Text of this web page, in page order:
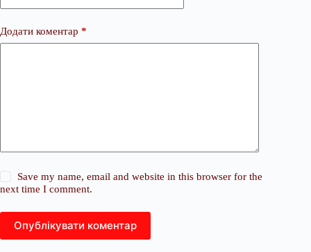
Додати коментар *
Save my name, email and website in this browser for the
next time I comment.
Опублікувати коментар